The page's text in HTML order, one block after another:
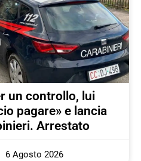
un controllo, lui
pagare» e lancia
Arrestato
6 Agosto 2026